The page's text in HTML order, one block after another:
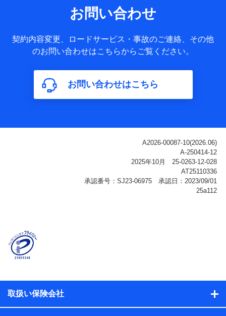
サービス提供等を通じて取得した、以下の情報などの個人デ
基本情報
氏名、電話番号、メールアドレス、お客さまの識別子、
属性、連絡先、dポイントサービスのご利用に関する情
構成、住所、dポイント残高、dポイント利用履歴などが
含まれます。
利用情報
ご契約状態・ご利用履歴インターネット利用時の行動に
関する情報、アプリケーション利用時の行動に関する情
報、購入されたサービスや商品の名称・購入場所・決済
に関する情報、アンケートの回答に関する情報などが含
名、住所、生年月日、性別、保険契約者と被保険者の関
係、保険加入の目的、保険商品の内容、保険料、保険料
のお支払方法、車のメーカーや走行距離などの情報、建
ル内容や送信履歴の情報及び保険の更改案内等を提供し
お問い合わせ
契約内容変更、ロードサービス・事故のご連絡、その他
のお問い合わせはこちらからご覧ください。
お問い合わせはこちら
取扱い保険会社